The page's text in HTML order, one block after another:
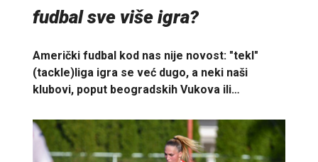
fudbal sve više igra?
Američki fudbal kod nas nije novost: "tekl"
(tackle)liga igra se već dugo, a neki naši
klubovi, poput beogradskih Vukova ili…